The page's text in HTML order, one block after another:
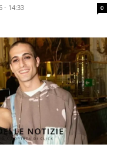
- 14:33 0